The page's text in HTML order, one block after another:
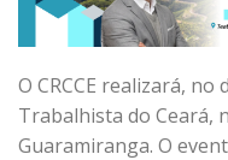
O CRCCE realizará,
Trabalhista do Ceará,
Guaramiranga. O